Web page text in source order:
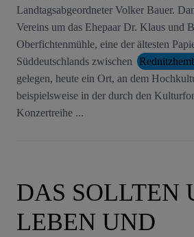
Landtagsabgeordneter Volker Bauer.
Vereins um das Ehepaar Dr. Klaus und
Oberfichtenmühle, eine der ältesten
Süddeutschlands zwischen
gelegen, heute ein Ort, an dem
beispielsweise in der durch den
Konzertreihe ...
DAS SOLLTEN
LEBEN UND